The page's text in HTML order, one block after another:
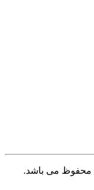
محفوظ می باشد.